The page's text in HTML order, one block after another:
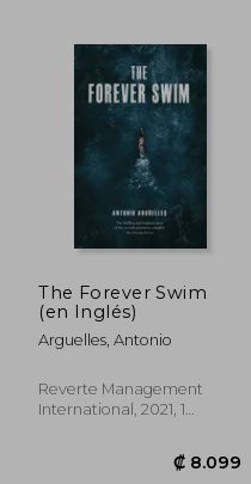
The Forever Swim
(en Inglés)
Arguelles, Antonio
Reverte Management
International, 2021, 1